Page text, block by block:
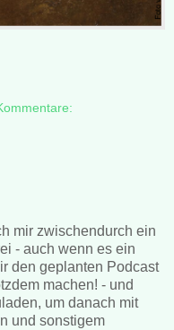
mir zwischendurch ein
- auch wenn es ein
den geplanten Podcast
machen! - und
um danach mit
und sonstigem